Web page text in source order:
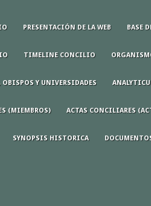
PRESENTACIÓN DE LA WEB BASE
TIMELINE CONCILIO
Y UNIVERSIDADES
(MIEMBROS) ACTAS CONCILIARES
SYNOPSIS HISTORICA